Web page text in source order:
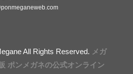
All Rights Reserved. メガ
ポンメガネの公式オンライン